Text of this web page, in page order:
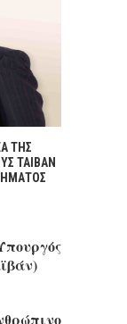
ΤΗΣ
ΤΑΙΒΑΝ